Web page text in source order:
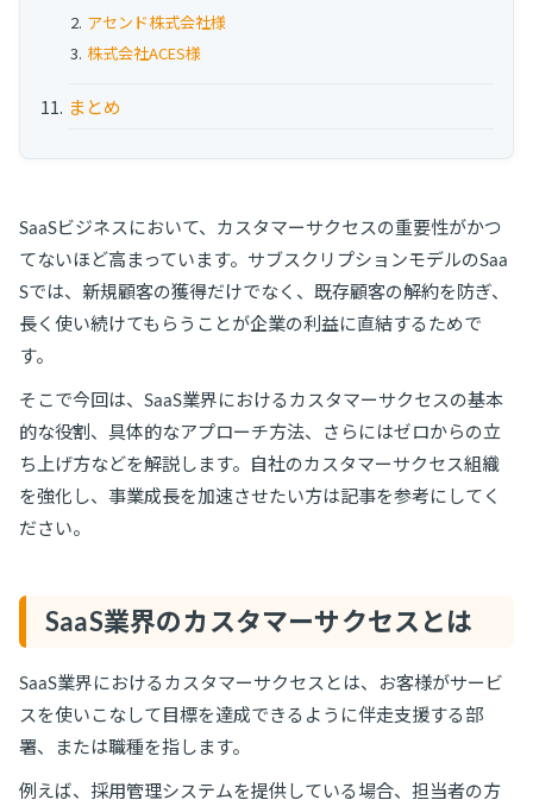
アセンド株式会社様
株式会社ACES様
まとめ
SaaSビジネスにおいて、カスタマーサクセスの重要性がかつ
てないほど高まっています。サブスクリプションモデルのSaa
Sでは、新規顧客の獲得だけでなく、既存顧客の解約を防ぎ、
長く使い続けてもらうことが企業の利益に直結するためで
す。
そこで今回は、SaaS業界におけるカスタマーサクセスの基本
的な役割、具体的なアプローチ方法、さらにはゼロからの立
ち上げ方などを解説します。自社のカスタマーサクセス組織
を強化し、事業成長を加速させたい方は記事を参考にしてく
ださい。
SaaS業界のカスタマーサクセスとは
SaaS業界におけるカスタマーサクセスとは、お客様がサービ
スを使いこなして目標を達成できるように伴走支援する部
署、または職種を指します。
例えば、採用管理システムを提供している場合、担当者の方